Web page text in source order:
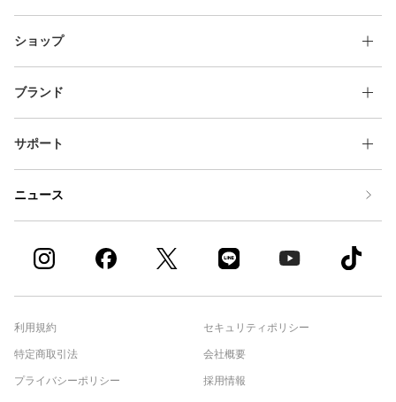
ショップ
ブランド
サポート
ニュース
利用規約
特定商取引法
プライバシーポリシー
セキュリティポリシー
会社概要
採用情報